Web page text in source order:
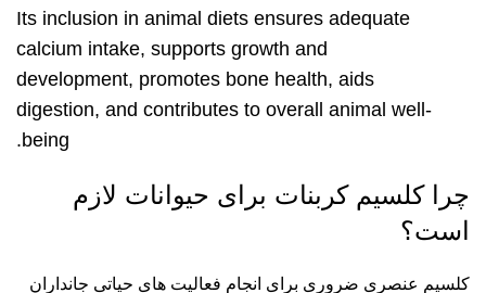
Its inclusion in animal diets ensures adequate
calcium intake, supports growth and
development, promotes bone health, aids
digestion, and contributes to overall animal well-
being.
چرا کلسیم کربنات برای حیوانات لازم
است؟
کلسیم عنصری ضروری برای انجام فعالیت های حیاتی جانداران